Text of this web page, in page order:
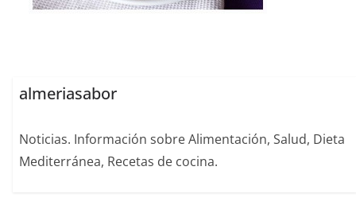
almeriasabor
Noticias. Información sobre Alimentación, Salud, Dieta
Mediterránea, Recetas de cocina.